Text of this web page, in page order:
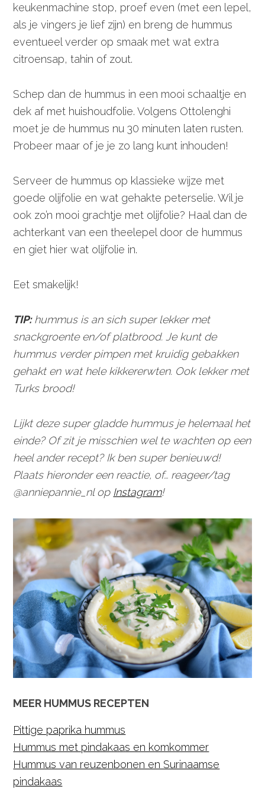
keukenmachine stop, proef even (met een lepel,
als je vingers je lief zijn) en breng de hummus
eventueel verder op smaak met wat extra
citroensap, tahin of zout.
Schep dan de hummus in een mooi schaaltje en
dek af met huishoudfolie. Volgens Ottolenghi
moet je de hummus nu 30 minuten laten rusten.
Probeer maar of je je zo lang kunt inhouden!
Serveer de hummus op klassieke wijze met
goede olijfolie en wat gehakte peterselie. Wil je
ook zo’n mooi grachtje met olijfolie? Haal dan de
achterkant van een theelepel door de hummus
en giet hier wat olijfolie in.
Eet smakelijk!
TIP:hummus is an sich super lekker met
snackgroente en/of platbrood. Je kunt de
hummus verder pimpen met kruidig gebakken
gehakt en wat hele kikkererwten. Ook lekker met
Turks brood!
Lijkt deze super gladde hummus je helemaal het
einde? Of zit je misschien wel te wachten op een
heel ander recept? Ik ben super benieuwd!
Plaats hieronder een reactie, of… reageer/tag
@anniepannie_nl op Instagram!
MEER HUMMUS RECEPTEN
Pittige paprika hummus
Hummus met pindakaas en komkommer
Hummus van reuzenbonen en Surinaamse
pindakaas